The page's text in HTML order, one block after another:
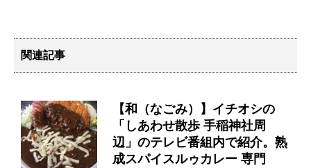
関連記事
【和（なごみ）】イチオシの
「しあわせ散歩 手稲神社周
辺」のテレビ番組内で紹介。熟
成スパイスルゥカレー 専門